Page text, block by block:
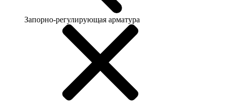
Запорно-регулирующая арматура